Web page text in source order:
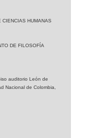
CIENCIAS HUMANAS
DE FILOSOFÍA
auditorio León de
Nacional de Colombia,